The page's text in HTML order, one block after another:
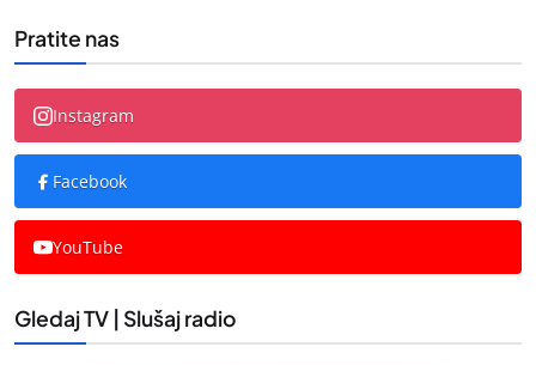
Pratite nas
Instagram
Facebook
YouTube
Gledaj TV | Slušaj radio